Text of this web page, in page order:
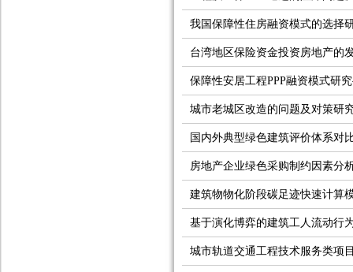
我国保障性住房融资模式的选择
台湾地区保险资金投资房地产的
保障性安居工程PPP融资模式研
城市老城区改造的问题及对策研
国内外典型绿色建筑评价体系对
房地产企业绿色采购制约因素分
建筑物物化阶段碳足迹快速计算
基于演化博弈的建筑工人流动行
城市轨道交通工程技术服务类项